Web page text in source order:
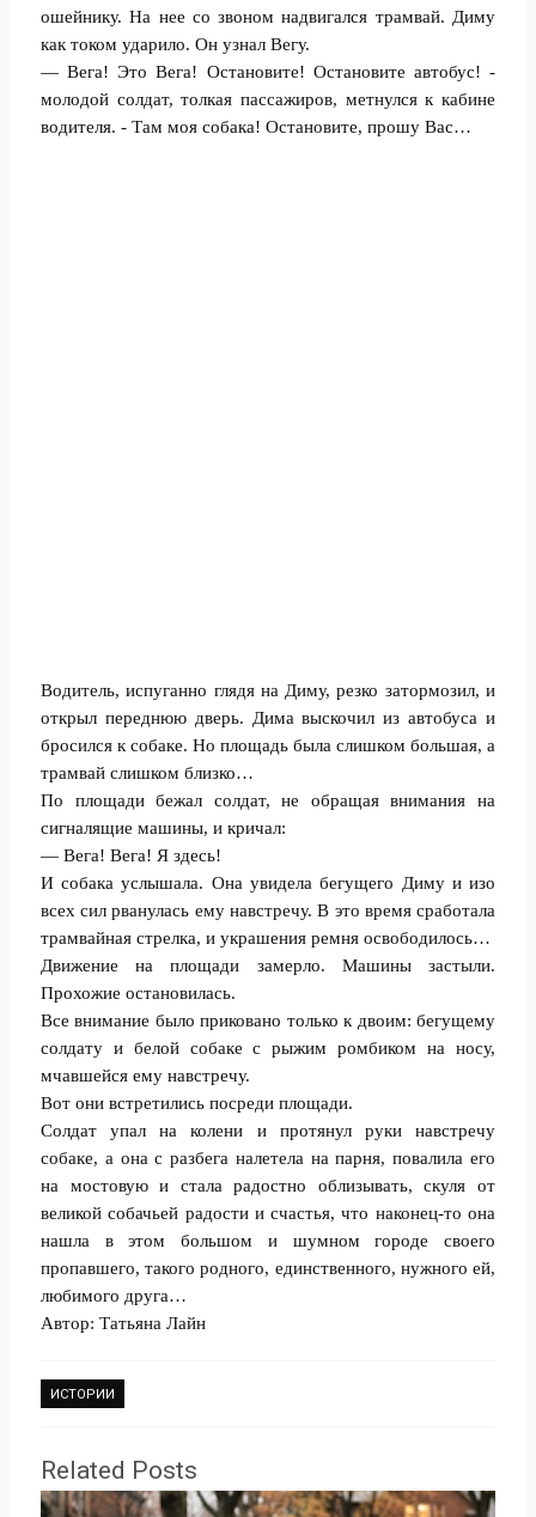
ошейнику. На нее со звоном надвигался трамвай. Диму
как током ударило. Он узнал Вегу.
— Вега! Это Вега! Остановите! Остановите автобус! -
молодой солдат, толкая пассажиров, метнулся к кабине
водителя. - Там моя собака! Остановите, прошу Вас…
Водитель, испуганно глядя на Диму, резко затормозил, и
открыл переднюю дверь. Дима выскочил из автобуса и
бросился к собаке. Но площадь была слишком большая, а
трамвай слишком близко…
По площади бежал солдат, не обращая внимания на
сигналящие машины, и кричал:
— Вега! Вега! Я здесь!
И собака услышала. Она увидела бегущего Диму и изо
всех сил рванулась ему навстречу. В это время сработала
трамвайная стрелка, и украшения ремня освободилось…
Движение на площади замерло. Машины застыли.
Прохожие остановилась.
Все внимание было приковано только к двоим: бегущему
солдату и белой собаке с рыжим ромбиком на носу,
мчавшейся ему навстречу.
Вот они встретились посреди площади.
Солдат упал на колени и протянул руки навстречу
собаке, а она с разбега налетела на парня, повалила его
на мостовую и стала радостно облизывать, скуля от
великой собачьей радости и счастья, что наконец-то она
нашла в этом большом и шумном городе своего
пропавшего, такого родного, единственного, нужного ей,
любимого друга…
Автор: Татьяна Лайн
ИСТОРИИ
Related Posts